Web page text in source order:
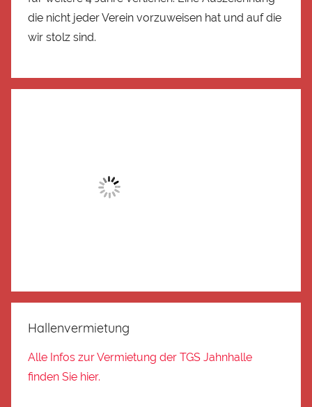
die nicht jeder Verein vorzuweisen hat und auf die
wir stolz sind.
Hallenvermietung
Alle Infos zur Vermietung der TGS Jahnhalle
finden Sie hier.